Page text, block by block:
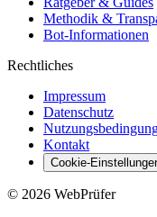
Methodik &
Bot-Informationen
Rechtliches
Impressum
Datenschutz
Kontakt
Cookie-
© 2026 WebPrüfer